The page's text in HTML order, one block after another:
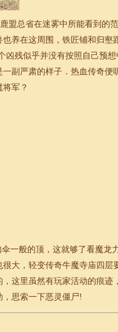
盟总省在迷雾中所能看到的
养在这周围，铁匠铺和归壑
残似乎并没有按照自己预
副严肃的样子．热血传奇便
军？
一般的顶，这就够了看魔龙
大，轻变传奇牛魔寺庙四层
这里虽然有玩家活动的痕迹
思索一下恶灵僵尸!